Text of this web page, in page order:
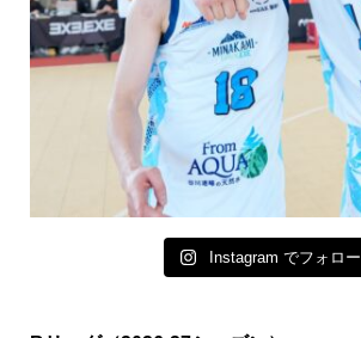
Instagram でフォロー